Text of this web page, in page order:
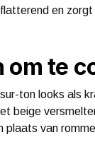
en
om te
ton looks als
beige
plaats van